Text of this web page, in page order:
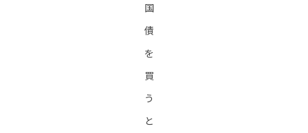
国
債
を
買
う
と